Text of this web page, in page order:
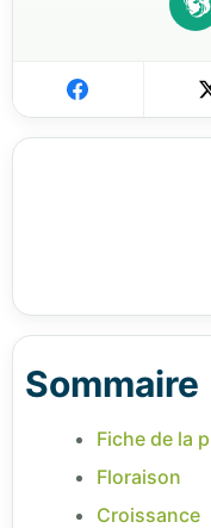
Sommaire
Fiche de la
Floraison
Croissance